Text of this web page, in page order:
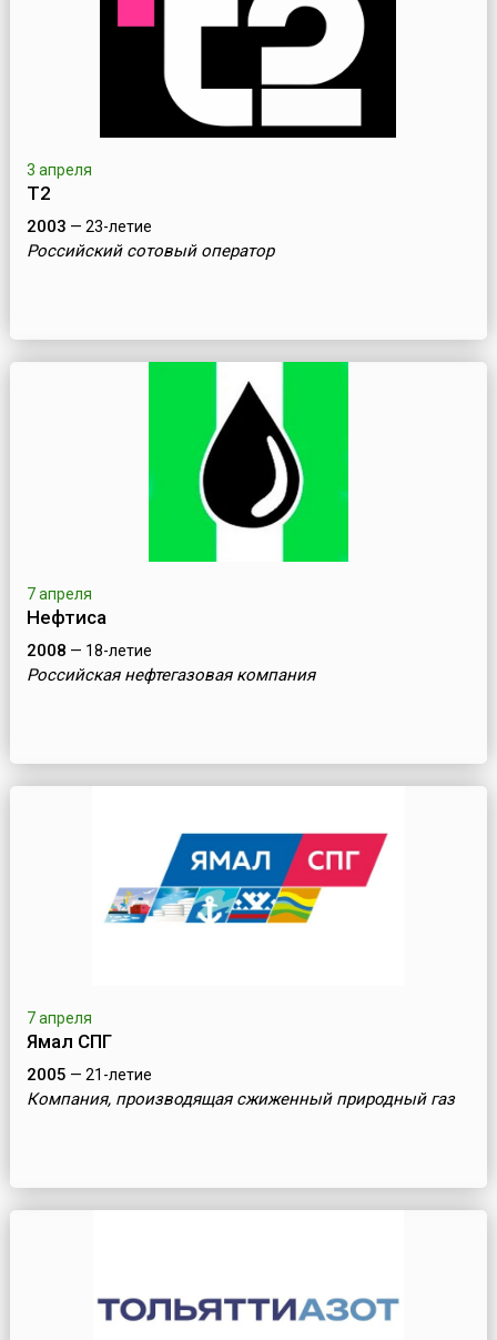
3 апреля
Т2
2003 — 23-летие
Российский сотовый оператор
7 апреля
Нефтиса
2008 — 18-летие
Российская нефтегазовая компания
7 апреля
Ямал СПГ
2005 — 21-летие
Компания, производящая сжиженный природный газ